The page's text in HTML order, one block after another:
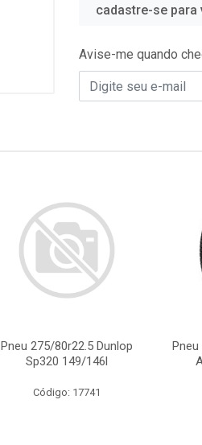
cadastre-se
Avise-me quando
Pneu 275/80r22.5 Dunlop
Sp320 149/146l
Código: 17741